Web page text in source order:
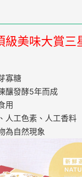
級美味大賞三
寡糖
釀發酵5年而成
用
人工色素、人工香料
為自然現象